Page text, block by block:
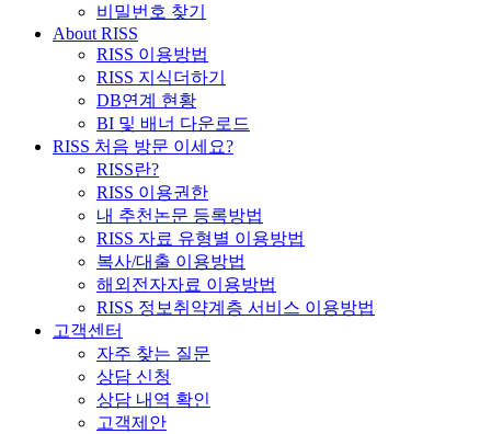
비밀번호 찾기
About RISS
RISS 이용방법
RISS 지식더하기
DB연계 현황
BI 및 배너 다운로드
RISS 처음 방문 이세요?
RISS란?
RISS 이용권한
내 추천논문 등록방법
RISS 자료 유형별 이용방법
복사/대출 이용방법
해외전자자료 이용방법
RISS 정보취약계층 서비스 이용방법
고객센터
자주 찾는 질문
상담 신청
상담 내역 확인
고객제안